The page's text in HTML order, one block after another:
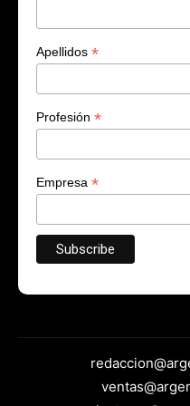
Apellidos *
Profesión *
Empresa *